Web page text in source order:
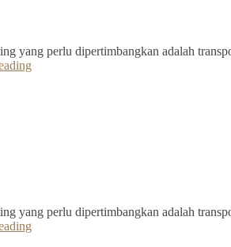
yang perlu dipertimbangkan adalah
yang perlu dipertimbangkan adalah